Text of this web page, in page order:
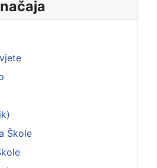
Škole